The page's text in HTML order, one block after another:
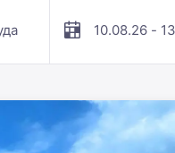
10.08.26 -